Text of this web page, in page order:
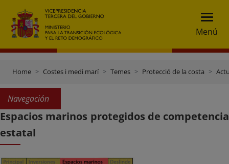
Menú
Home Costes i medi marí Temes Protecció de la costa
Navegación
Espacios marinos protegidos de competencia
estatal